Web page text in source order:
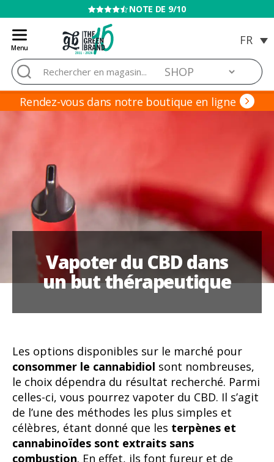
VENTE INTERDITE AUX MINEURS
Menu
Blog
de
Grow
Barato
Rechercher :
Rendez-vous dans notre boutique en ligne
Vapoter du CBD dans
un but thérapeutique
Les options disponibles sur le marché pour
consommer le cannabidiol sont nombreuses,
le choix dépendra du résultat recherché. Parmi
celles-ci, vous pourrez vapoter du CBD. Il s’agit
de l’une des méthodes les plus simples et
célèbres, étant donné que les terpènes et
cannabinoïdes sont extraits sans
combustion. En effet, ils font fureur et de